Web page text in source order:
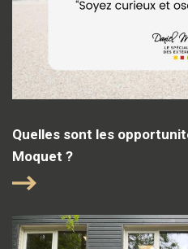
Quelles sont les
Moquet ?